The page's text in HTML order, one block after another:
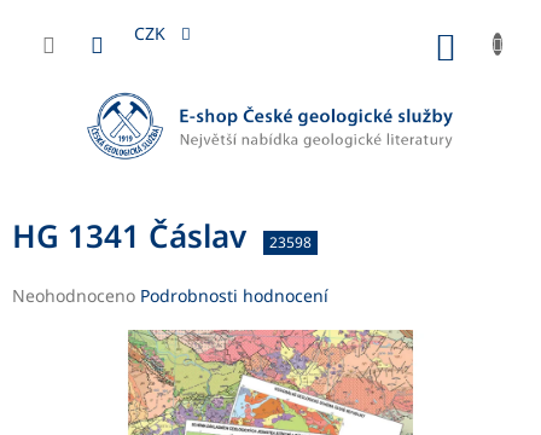
obsah
CZK
HG 1341 Čáslav 23598
Průměrné
Neohodnoceno Podrobnosti hodnocení